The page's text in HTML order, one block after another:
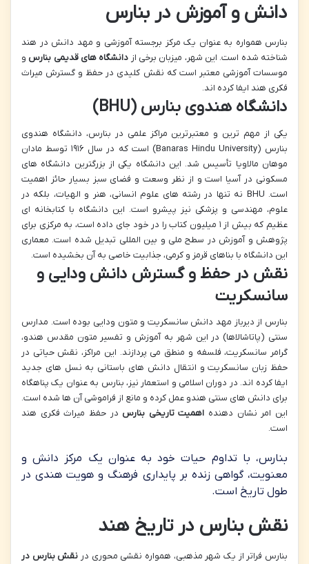
دانش و آموزش در بنارس
بنارس همواره به عنوان یک مرکز برجسته آموزشی و مهد دانش در هند
شناخته شده است. این شهر، میزبان برخی از دانشگاه های قدیمی بنارس و
موسسات آموزشی معتبر است که نقش کلیدی در حفظ و گسترش میراث
فکری هند ایفا کرده اند.
دانشگاه هندوی بنارس (BHU)
یکی از مهم ترین و معتبرترین مراکز علمی در بنارس، دانشگاه هندوی
بنارس (Banaras Hindu University) است که در سال ۱۹۱۶ توسط مادان
موهان مالاویا تأسیس شد. این دانشگاه یکی از بزرگترین دانشگاه های
مسکونی در آسیا است و از نظر وسعت و فضای سبز بسیار حائز اهمیت
است. BHU نه تنها در رشته های علوم انسانی، هنر و الهیات، بلکه در
علوم، مهندسی و پزشکی نیز پیشرو است. این دانشگاه با کتابخانه ای
عظیم که بیش از ۱ میلیون کتاب را در خود جای داده است، به مرکزی برای
پژوهش و آموزش در سطح ملی و بین المللی تبدیل شده است. معماری
این دانشگاه با بناهای قرمز و کرمی، جذابیت خاصی به آن بخشیده است.
نقش در حفظ و گسترش دانش ودایی و
سانسکریت
بنارس از دیرباز مهد دانش سانسکریت و متون ودایی بوده است. مدارس
سنتی (پاتاشالاها) در این شهر به آموزش و تفسیر متون مقدس هندو،
گرامر سانسکریت، فلسفه و منطق می پردازند. این مراکز، نقش حیاتی در
حفظ زبان سانسکریت و انتقال دانش های باستانی به نسل های جدید
ایفا کرده اند. در دوران اسلامی و استعمار نیز، بنارس به عنوان یک پناهگاه
برای دانش های سنتی هندو عمل کرده و مانع از فراموشی آن ها شده است.
این امر نشان دهنده اهمیت تاریخی بنارس در حفظ میراث فکری هند
است.
بنارس، با تداوم حیات خود به عنوان یک مرکز دانش و
معنویت، گواهی زنده بر پایداری فرهنگ و هویت هندی در
طول تاریخ است.
نقش بنارس در تاریخ هند
بنارس فراتر از یک شهر مذهبی، همواره نقشی محوری در نقش بنارس در